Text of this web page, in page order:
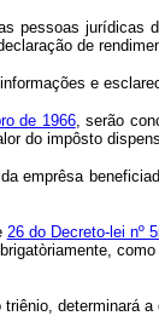
pessoas
de
e
de 1966, serão
do impôsto
26 do Decreto-lei nº
determinará a